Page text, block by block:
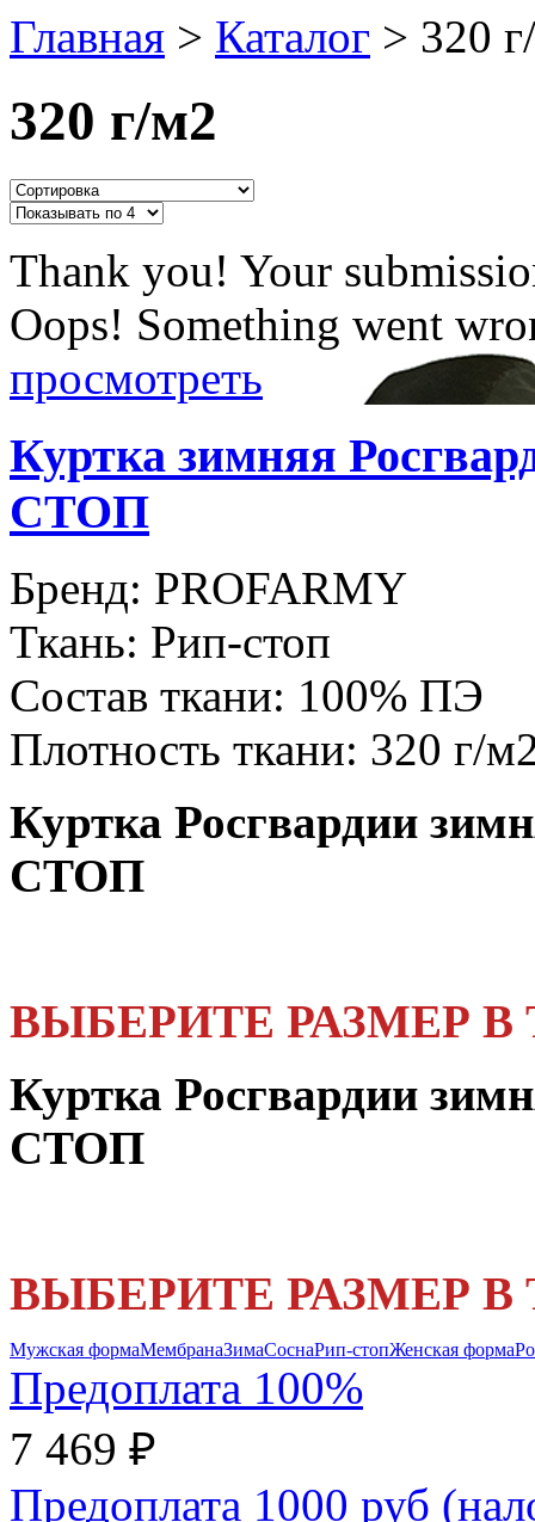
Главная > Каталог > 320
320 г/м2
Thank you! Your
Oops! Something went
просмотреть
Куртка зимняя
СТОП
Бренд: PROFARMY
Ткань: Рип-стоп
Состав ткани: 100% ПЭ
Плотность ткани: 320 г/
Куртка Росгвардии
СТОП
ВЫБЕРИТЕ РАЗМЕР В
Куртка Росгвардии
СТОП
ВЫБЕРИТЕ РАЗМЕР В
Мужская формаМембранаЗимаСоснаРип-стопЖенская форма
Предоплата 100%
7 469 ₽
Предоплата 1000 руб